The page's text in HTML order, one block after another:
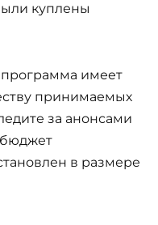
куплены
имеет
принимаемых
за анонсами
в размере